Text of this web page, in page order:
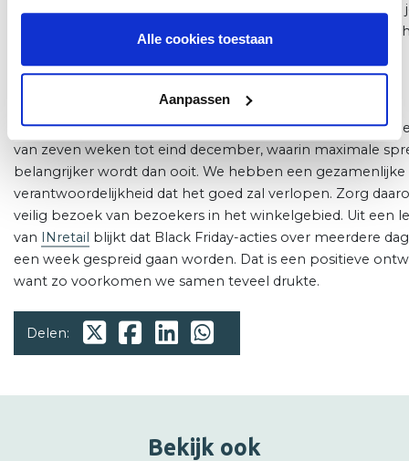
Alle cookies toestaan
Aanpassen
deze operatie. Daarnaast adviseer ik om ook te zorgen dat
uitvoering zicht houdt op de drukte en maatregelen klaar
Met de intocht van Sinterklaas aanstaande zaterdag start
van zeven weken tot eind december, waarin maximale
belangrijker wordt dan ooit. We hebben een gezamenlijke
verantwoordelijkheid dat het goed zal verlopen. Zorg
veilig bezoek van bezoekers in het winkelgebied. Uit een
van INretail blijkt dat Black Friday-acties over meerdere
een week gespreid gaan worden. Dat is een positieve
want zo voorkomen we samen teveel drukte.
Delen:
Bekijk ook